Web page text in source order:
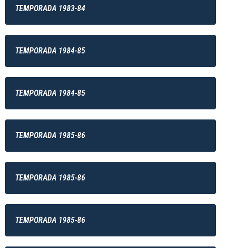
TEMPORADA 1983-84
TEMPORADA 1984-85
TEMPORADA 1984-85
TEMPORADA 1985-86
TEMPORADA 1985-86
TEMPORADA 1985-86